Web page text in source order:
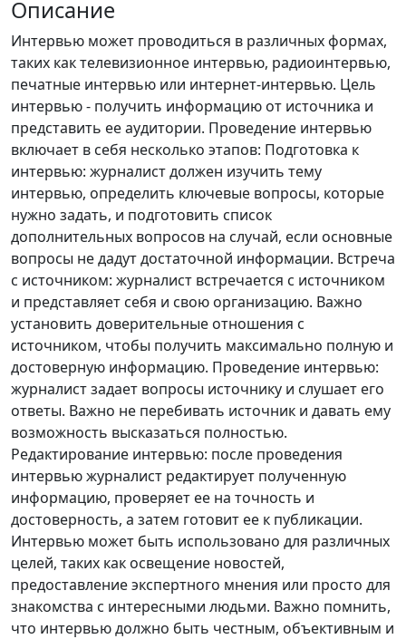
Описание
Интервью может проводиться в различных формах,
таких как телевизионное интервью, радиоинтервью,
печатные интервью или интернет-интервью. Цель
интервью - получить информацию от источника и
представить ее аудитории. Проведение интервью
включает в себя несколько этапов: Подготовка к
интервью: журналист должен изучить тему
интервью, определить ключевые вопросы, которые
нужно задать, и подготовить список
дополнительных вопросов на случай, если основные
вопросы не дадут достаточной информации. Встреча
с источником: журналист встречается с источником
и представляет себя и свою организацию. Важно
установить доверительные отношения с
источником, чтобы получить максимально полную и
достоверную информацию. Проведение интервью:
журналист задает вопросы источнику и слушает его
ответы. Важно не перебивать источник и давать ему
возможность высказаться полностью.
Редактирование интервью: после проведения
интервью журналист редактирует полученную
информацию, проверяет ее на точность и
достоверность, а затем готовит ее к публикации.
Интервью может быть использовано для различных
целей, таких как освещение новостей,
предоставление экспертного мнения или просто для
знакомства с интересными людьми. Важно помнить,
что интервью должно быть честным, объективным и